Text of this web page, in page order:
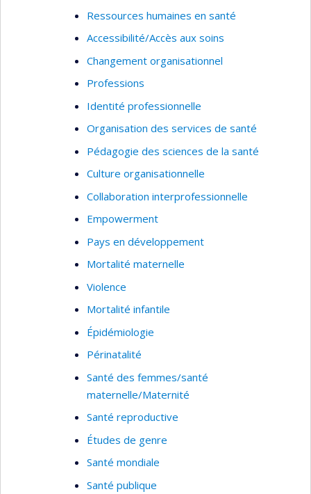
migratoire précaire, et 2) l’émergence et la mise
améliorer les réponses aux besoins diversifiés
des populations migrantes mal desservies, au
Canada et en Europe. Je mobilise les approches
participatives et centrées sur les besoins des
usagers dans mes recherches.
Ressources humaines en santé
Accessibilité/Accès aux soins
Changement organisationnel
Professions
Identité professionnelle
Organisation des services de santé
Pédagogie des sciences de la santé
Culture organisationnelle
Collaboration interprofessionnelle
Empowerment
Pays en développement
Mortalité maternelle
Violence
Mortalité infantile
Épidémiologie
Périnatalité
Santé des femmes/santé
maternelle/Maternité
Santé reproductive
Études de genre
Santé mondiale
Santé publique